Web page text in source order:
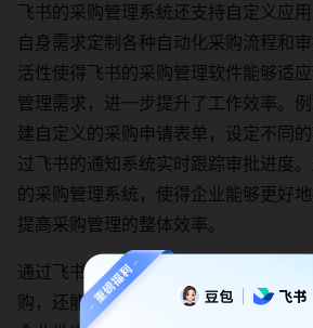
飞书的采购管理系统还支持自定义应
自身需求定制各种自动化采购流程和
活性使得飞书的采购管理软件能够适
管理需求，进一步提升了工作效率。
建自定义的采购申请表单，设定不同
过飞书的通知系统实时跟踪审批进度
的采购管理系统，使得企业能够更好地
提高采购管理的整体效率。
通过飞书的采购管理系统，企业不仅
购，还能通过采购管理软件提供的数